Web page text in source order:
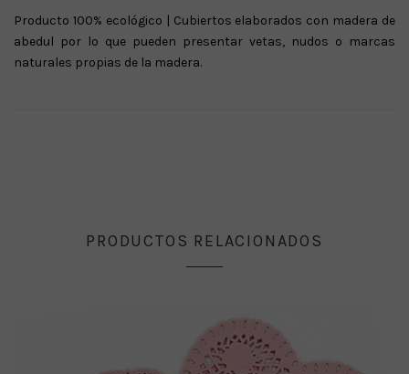
Producto 100% ecológico | Cubiertos elaborados con madera de
abedul por lo que pueden presentar vetas, nudos o marcas
naturales propias de la madera.
PRODUCTOS RELACIONADOS